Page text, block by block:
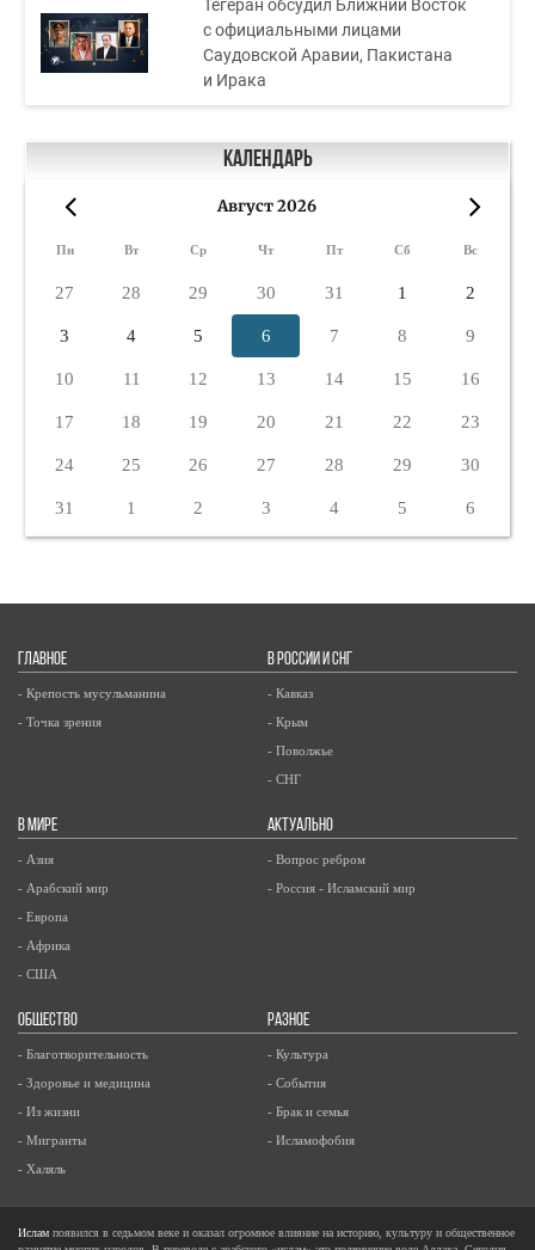
Тегеран обсудил Ближний Восток
с официальными лицами
Саудовской Аравии, Пакистана
и Ирака
Календарь
Август 2026
Пн Вт Ср Чт Пт Сб Вс
27 28 29 30 31 1 2
3 4 5 6 7 8 9
10 11 12 13 14 15 16
17 18 19 20 21 22 23
24 25 26 27 28 29 30
31 1 2 3 4 5 6
ГЛАВНОЕ
- Крепость мусульманина
- Точка зрения
В РОССИИ И СНГ
- Кавказ
- Крым
- Поволжье
- СНГ
В МИРЕ
- Азия
- Арабский мир
- Европа
- Африка
- США
АКТУАЛЬНО
- Вопрос ребром
- Россия - Исламский мир
ОБЩЕСТВО
- Благотворительность
- Здоровье и медицина
- Из жизни
- Мигранты
- Халяль
РАЗНОЕ
- Культура
- События
- Брак и семья
- Исламофобия
Ислам появился в седьмом веке и оказал огромное влияние на историю, культуру и общественное